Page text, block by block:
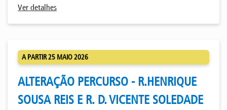
Ver detalhes
A PARTIR 25 MAIO 2026
ALTERAÇÃO PERCURSO - R.HENRIQUE
SOUSA REIS E R. D. VICENTE SOLEDADE